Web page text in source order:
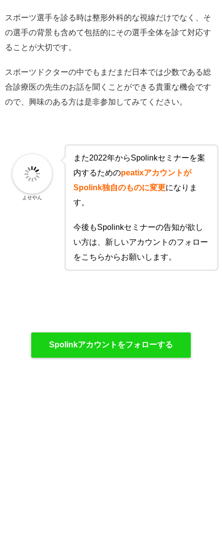
スポーツ選手を診る時は整形外科的な視線だけでなく、そ
の選手の背景も含めて包括的にその選手全体を診て対応す
ることが大切です。
スポーツドクターの中でもまだまだ日本では少数である総
合診療医の先生のお話を聞くことができる貴重な機会です
ので、興味のある方は是非参加してみてください。
また2022年からSpolinkセミナーを案
内するためのpeatixアカウントが
Spolink独自のものに変更になりま
す。
今後もSpolinkセミナーの告知が欲し
い方は、新しいアカウントのフォロー
をこちらからお願いします。
よせやん
Spolinkアカウントをフォローする